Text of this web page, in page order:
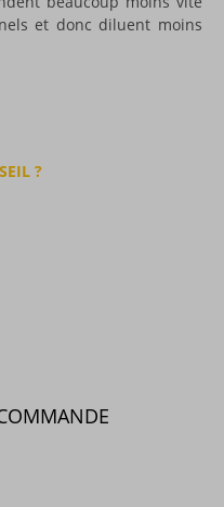
et donc diluent moins
?